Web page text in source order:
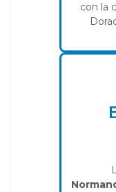
con la